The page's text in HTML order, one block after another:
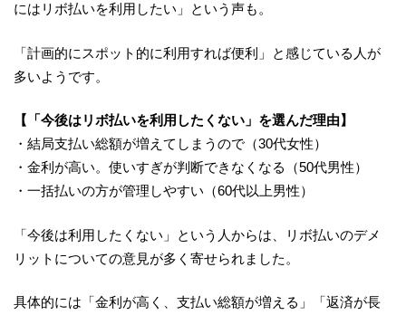
にはリボ払いを利用したい」という声も。
「計画的にスポット的に利用すれば便利」と感じている人が
多いようです。
【「今後はリボ払いを利用したくない」を選んだ理由】
・結局支払い総額が増えてしまうので（30代女性）
・金利が高い。使いすぎが判断できなくなる（50代男性）
・一括払いの方が管理しやすい（60代以上男性）
「今後は利用したくない」という人からは、リボ払いのデメ
リットについての意見が多く寄せられました。
具体的には「金利が高く、支払い総額が増える」「返済が長